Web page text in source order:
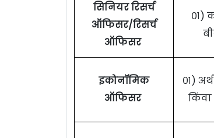
सिनियर रिसर्च
ऑफिसर/रिसर्च
ऑफिसर
०१)
इकोनॉमिक
ऑफिसर
०१)